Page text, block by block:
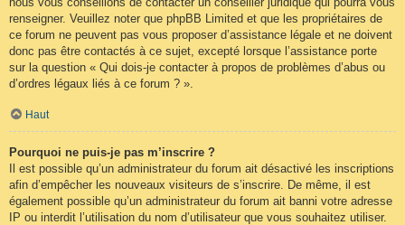
renseigner. Veuillez noter que phpBB Limited et que les propriétaires de
ce forum ne peuvent pas vous proposer d’assistance légale et ne doivent
donc pas être contactés à ce sujet, excepté lorsque l’assistance porte
sur la question « Qui dois-je contacter à propos de problèmes d’abus ou
d’ordres légaux liés à ce forum ? ».
Haut
Pourquoi ne puis-je pas m’inscrire ?
Il est possible qu’un administrateur du forum ait désactivé les inscriptions
afin d’empêcher les nouveaux visiteurs de s’inscrire. De même, il est
également possible qu’un administrateur du forum ait banni votre adresse
IP ou interdit l’utilisation du nom d’utilisateur que vous souhaitez utiliser.